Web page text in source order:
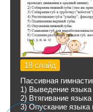
18 слайд
Пассивная
1) Выведение языка
2) Втягивание
3) Опускание языка